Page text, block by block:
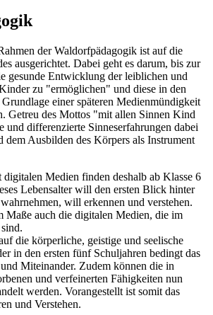
der Waldorfpädagogik ist auf die
ausgerichtet. Dabei geht es darum, bis zur
gesunde Entwicklung der leiblichen und
zu "ermöglichen" und diese in den
einer späteren Medienmündigkeit
Getreu des Mottos "mit allen Sinnen Kind
und differenzierte Sinneserfahrungen dabei
dem Ausbilden des Körpers als Instrument
digitalen Medien finden deshalb ab Klasse 6
Lebensalter will den ersten Blick hinter
will erkennen und verstehen.
Maße auch die digitalen Medien, die im
die körperliche, geistige und seelische
in den ersten fünf Schuljahren bedingt das
Miteinander. Zudem können die in
und verfeinerten Fähigkeiten nun
werden. Vorangestellt ist somit das
und Verstehen.